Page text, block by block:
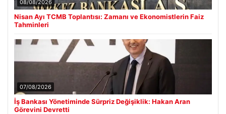
08/08/2026
Nisan Ayı TCMB Toplantısı: Zamanı ve Ekonomistlerin Faiz
Tahminleri
07/08/2026
İş Bankası Yönetiminde Sürpriz Değişiklik: Hakan Aran
Görevini Devretti